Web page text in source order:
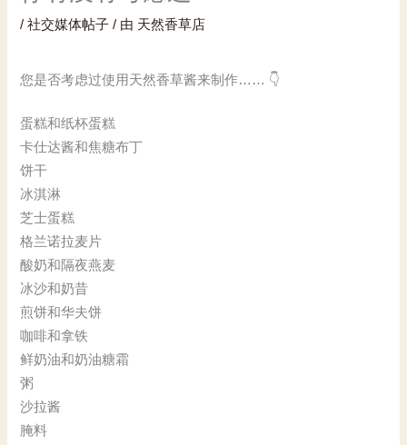
/社交媒体帖子 / 由 天然香草店
您是否考虑过使用天然香草酱来制作…… 👇
蛋糕和纸杯蛋糕
卡仕达酱和焦糖布丁
饼干
冰淇淋
芝士蛋糕
格兰诺拉麦片
酸奶和隔夜燕麦
冰沙和奶昔
煎饼和华夫饼
咖啡和拿铁
鲜奶油和奶油糖霜
粥
沙拉酱
腌料